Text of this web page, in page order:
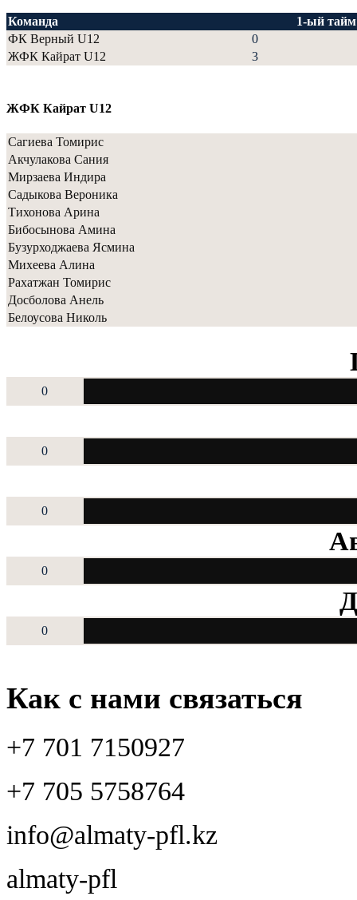
Команда
1-ый тайм
ФК Верный U12
0
ЖФК Кайрат U12
3
ЖФК Кайрат U12
Сагиева Томирис
Акчулакова Сания
Мирзаева Индира
Садыкова Вероника
Тихонова Арина
Бибосынова Амина
Бузурходжаева Ясмина
Михеева Алина
Рахатжан Томирис
Досболова Анель
Белоусова Николь
0
0
0
0
0
Как с нами связаться
+7 701 7150927
+7 705 5758764
info@almaty-pfl.kz
almaty-pfl